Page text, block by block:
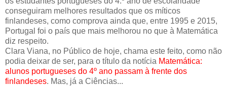
conseguiram melhores resultados que os míticos
finlandeses, como comprova ainda que, entre 1995 e 2015,
Portugal foi o país que mais melhorou no que à Matemática
diz respeito.
Clara Viana, no Público de hoje, chama este feito, como não
podia deixar de ser, para o título da notícia Matemática:
alunos portugueses do 4º ano passam à frente dos
finlandeses. Mas, já a Ciências...